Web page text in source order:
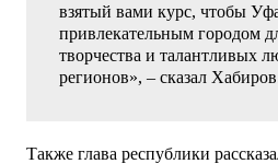
взятый вами курс, чтобы
привлекательным городом
творчества и талантливых
регионов», – сказал
Также глава республики